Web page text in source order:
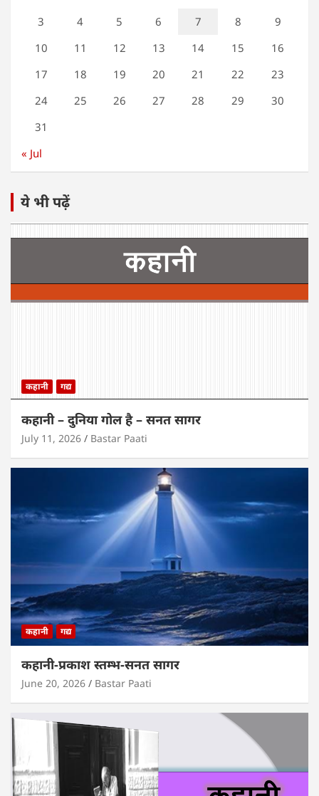
3
4 5 6 7 8
9
10
11 12 13 14 15
16
17
18 19 20 21 22
23
24
25 26 27 28 29
30
31
« Jul
ये भी पढ़ें
कहानी गद्य
कहानी – दुनिया गोल है – सनत सागर
July 11, 2026 Bastar Paati
कहानी गद्य
कहानी-प्रकाश स्तम्भ-सनत सागर
June 20, 2026 Bastar Paati